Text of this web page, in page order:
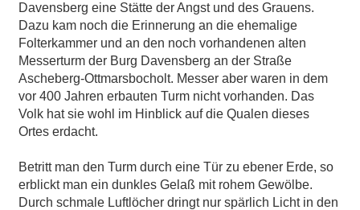
Davensberg eine Stätte der Angst und des Grauens.
Dazu kam noch die Erinnerung an die ehemalige
Folterkammer und an den noch vorhandenen alten
Messerturm der Burg Davensberg an der Straße
Ascheberg-Ottmarsbocholt. Messer aber waren in dem
vor 400 Jahren erbauten Turm nicht vorhanden. Das
Volk hat sie wohl im Hinblick auf die Qualen dieses
Ortes erdacht.
Betritt man den Turm durch eine Tür zu ebener Erde, so
erblickt man ein dunkles Gelaß mit rohem Gewölbe.
Durch schmale Luftlöcher dringt nur spärlich Licht in den